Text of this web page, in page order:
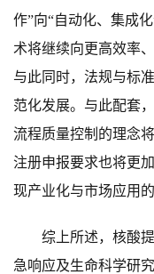
作”向“自动化、集成
术将继续向更高效率
与此同时，法规与标
范化发展。与此配套
流程质量控制的理念
注册申报要求也将更
现产业化与市场应用的
综上所述，核酸提
急响应及生命科学研